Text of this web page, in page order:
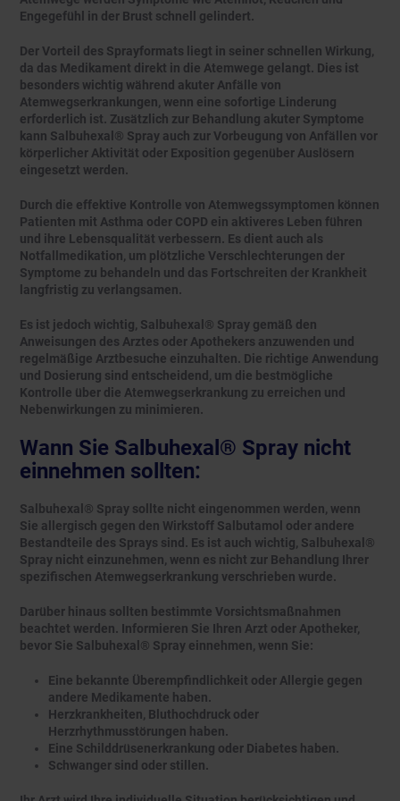
Engegefühl in der Brust schnell gelindert.
Der Vorteil des Sprayformats liegt in seiner schnellen Wirkung,
da das Medikament direkt in die Atemwege gelangt. Dies ist
besonders wichtig während akuter Anfälle von
Atemwegserkrankungen, wenn eine sofortige Linderung
erforderlich ist. Zusätzlich zur Behandlung akuter Symptome
kann Salbuhexal® Spray auch zur Vorbeugung von Anfällen vor
körperlicher Aktivität oder Exposition gegenüber Auslösern
eingesetzt werden.
Durch die effektive Kontrolle von Atemwegssymptomen können
Patienten mit Asthma oder COPD ein aktiveres Leben führen
und ihre Lebensqualität verbessern. Es dient auch als
Notfallmedikation, um plötzliche Verschlechterungen der
Symptome zu behandeln und das Fortschreiten der Krankheit
langfristig zu verlangsamen.
Es ist jedoch wichtig, Salbuhexal® Spray gemäß den
Anweisungen des Arztes oder Apothekers anzuwenden und
regelmäßige Arztbesuche einzuhalten. Die richtige Anwendung
und Dosierung sind entscheidend, um die bestmögliche
Kontrolle über die Atemwegserkrankung zu erreichen und
Nebenwirkungen zu minimieren.
Wann Sie Salbuhexal® Spray nicht
einnehmen sollten:
Salbuhexal® Spray sollte nicht eingenommen werden, wenn
Sie allergisch gegen den Wirkstoff Salbutamol oder andere
Bestandteile des Sprays sind. Es ist auch wichtig, Salbuhexal®
Spray nicht einzunehmen, wenn es nicht zur Behandlung Ihrer
spezifischen Atemwegserkrankung verschrieben wurde.
Darüber hinaus sollten bestimmte Vorsichtsmaßnahmen
beachtet werden. Informieren Sie Ihren Arzt oder Apotheker,
bevor Sie Salbuhexal® Spray einnehmen, wenn Sie:
Eine bekannte Überempfindlichkeit oder Allergie gegen
andere Medikamente haben.
Herzkrankheiten, Bluthochdruck oder
Herzrhythmusstörungen haben.
Eine Schilddrüsenerkrankung oder Diabetes haben.
Schwanger sind oder stillen.